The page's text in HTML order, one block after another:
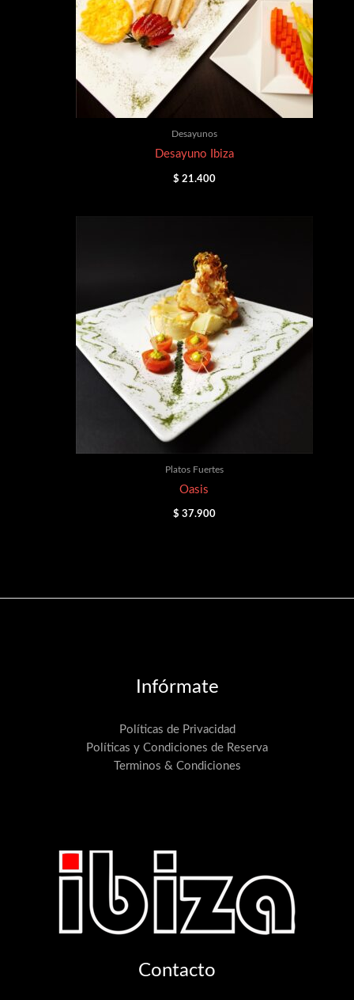
Desayunos
Desayuno Ibiza
$ 21.400
Platos Fuertes
Oasis
$ 37.900
Infórmate
Políticas de Privacidad
Políticas y Condiciones de Reserva
Terminos & Condiciones
Contacto